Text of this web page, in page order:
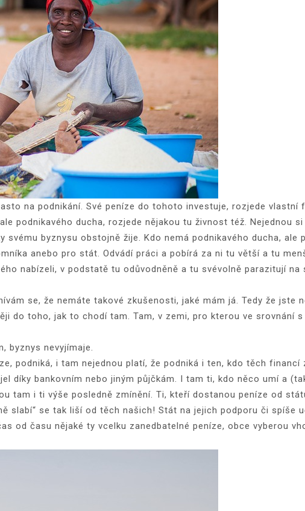
na podnikání. Své peníze do tohoto investuje, rozjede vlastní
podnikavého ducha, rozjede nějakou tu živnost též. Nejednou
svému byznysu obstojně žije. Kdo nemá podnikavého ducha, ale
anebo pro stát. Odvádí práci a pobírá za ni tu větší a tu
nabízeli, v podstatě tu odůvodněně a tu svévolně parazitují na
se, že nemáte takové zkušenosti, jaké mám já. Tedy že
do toho, jak to chodí tam. Tam, v zemi, pro kterou ve srovnání
byznys nevyjímaje.
podniká, i tam nejednou platí, že podniká i ten, kdo těch financí
díky bankovním nebo jiným půjčkám. I tam ti, kdo něco umí a
tam i ti výše posledně zmínění. Ti, kteří dostanou peníze od
slabí“ se tak liší od těch našich! Stát na jejich podporu či spíše
od času nějaké ty vcelku zanedbatelné peníze, obce vyberou